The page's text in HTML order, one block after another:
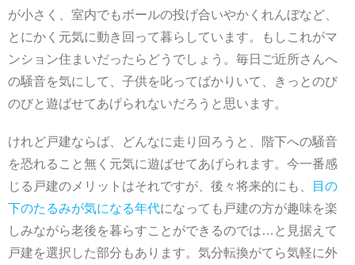
狭くても工夫に満ちた家を建てました
が小さく、室内でもボールの投げ合いやかくれんぼなど、
とにかく元気に動き回って暮らしています。もしこれがマ
ンション住まいだったらどうでしょう。毎日ご近所さんへ
の騒音を気にして、子供を叱ってばかりいて、きっとのび
のびと遊ばせてあげられないだろうと思います。
けれど戸建ならば、どんなに走り回ろうと、階下への騒音
を恐れること無く元気に遊ばせてあげられます。今一番感
じる戸建のメリットはそれですが、後々将来的にも、
目の
下のたるみが気になる年代になっても戸建の方が趣味を楽
しみながら老後を暮らすことができるのでは…と見据えて
戸建を選択した部分もあります。気分転換がてら気軽に外